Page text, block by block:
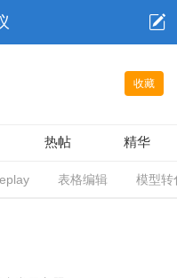
收藏
热帖 精华
表格编辑 模型转